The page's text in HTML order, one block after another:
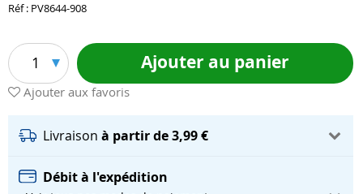
Réf : PV8644-908
1 Ajouter au panier
Ajouter aux favoris
Livraison à partir de 3,99 €
Débit à l'expédition